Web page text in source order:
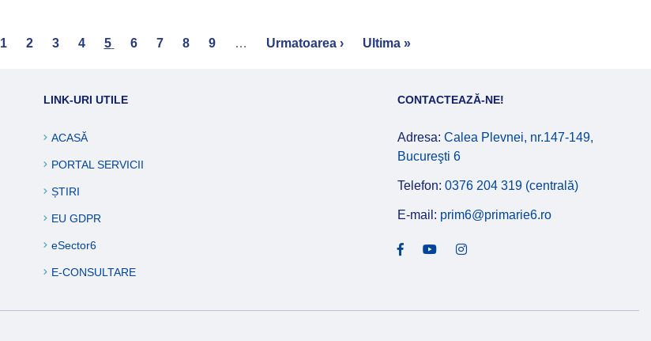
Page
1 Page
2 Page
3 Page
4
Current
5 Page
6 Page
7 Page
8 Page
9 …
Next
Urmatoarea ›
Last
Ultima »
LINK-URI UTILE
ACASĂ
PORTAL SERVICII
ȘTIRI
EU GDPR
eSector6
E-CONSULTARE
CONTACTEAZĂ-NE!
Adresa: Calea Plevnei, nr.147-149,
Bucureşti 6
Telefon: 0376 204 319 (centrală)
E-mail: prim6@primarie6.ro